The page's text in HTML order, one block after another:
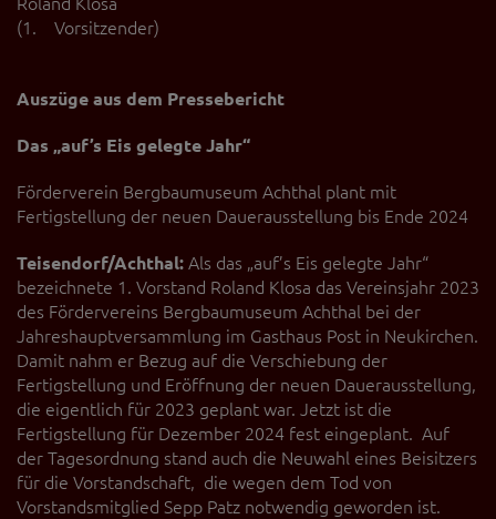
(1. Vorsitzender)
Auszüge aus dem Pressebericht
Das „auf’s Eis gelegte Jahr“
Förderverein Bergbaumuseum Achthal plant mit
Fertigstellung der neuen Dauerausstellung bis Ende 2024
Teisendorf/Achthal: Als das „auf’s Eis gelegte Jahr“
bezeichnete 1. Vorstand Roland Klosa das Vereinsjahr 2023
des Fördervereins Bergbaumuseum Achthal bei der
Jahreshauptversammlung im Gasthaus Post in Neukirchen.
Damit nahm er Bezug auf die Verschiebung der
Fertigstellung und Eröffnung der neuen Dauerausstellung,
die eigentlich für 2023 geplant war. Jetzt ist die
Fertigstellung für Dezember 2024 fest eingeplant. Auf
der Tagesordnung stand auch die Neuwahl eines Beisitzers
für die Vorstandschaft, die wegen dem Tod von
Vorstandsmitglied Sepp Patz notwendig geworden ist.